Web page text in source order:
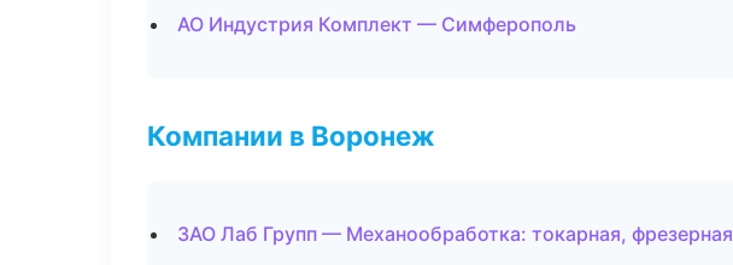
АО Индустрия Комплект — Симферополь
Компании в Воронеж
ЗАО Лаб Групп — Механообработка: токарная, фрезерная